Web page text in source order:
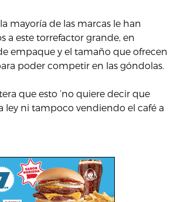
mayoría de las marcas le han
a este torrefactor grande, en
empaque y el tamaño que ofrecen
poder competir en las góndolas.
que esto ‘no quiere decir que
ley ni tampoco vendiendo el café a